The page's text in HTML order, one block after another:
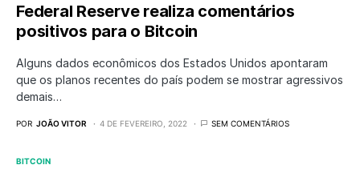
Federal Reserve realiza comentários
positivos para o Bitcoin
Alguns dados econômicos dos Estados Unidos apontaram
que os planos recentes do país podem se mostrar agressivos
demais…
POR JOÃO VITOR 4 DE FEVEREIRO, 2022 SEM COMENTÁRIOS
BITCOIN